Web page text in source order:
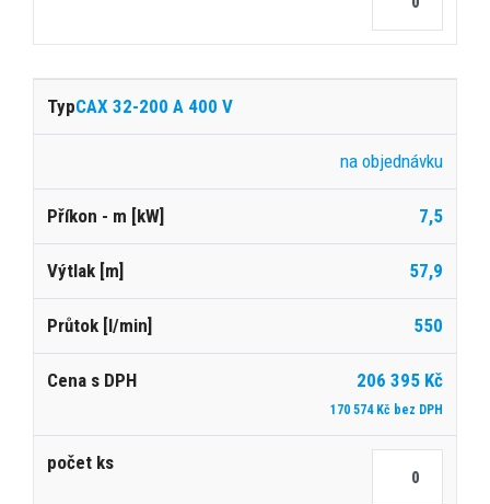
CAX 32-200 A 400 V
na objednávku
7,5
57,9
550
206 395 Kč
170 574 Kč bez DPH